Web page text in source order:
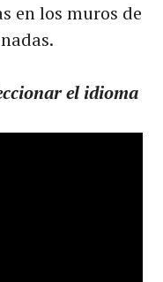
en los muros de
el idioma